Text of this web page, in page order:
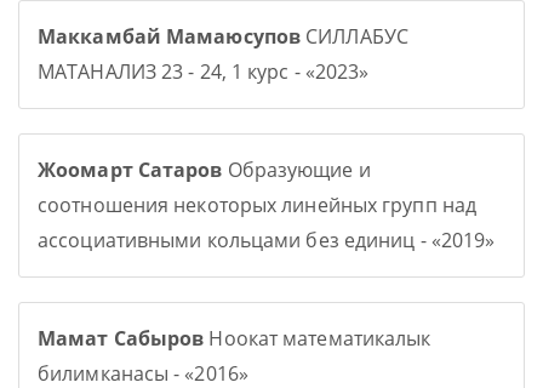
Маккамбай Мамаюсупов СИЛЛАБУС
МАТАНАЛИЗ 23 - 24, 1 курс - «2023»
Жоомарт Сатаров Образующие и
соотношения некоторых линейных групп над
ассоциативными кольцами без единиц - «2019»
Мамат Сабыров Ноокат математикалык
билимканасы - «2016»